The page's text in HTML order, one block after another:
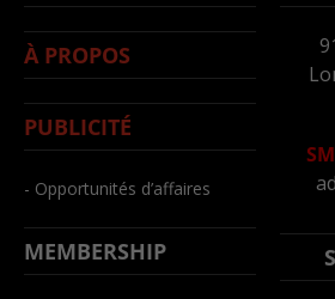
À PROPOS
PUBLICITÉ
- Opportunités d’affaires
MEMBERSHIP